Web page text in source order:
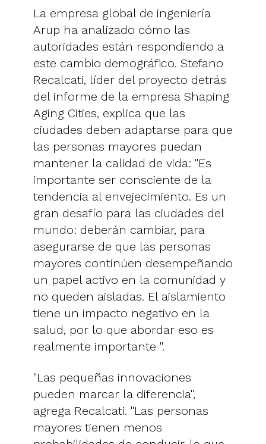
La empresa global de ingeniería
Arup ha analizado cómo las
autoridades están respondiendo a
este cambio demográfico. Stefano
Recalcati, líder del proyecto detrás
del informe de la empresa Shaping
Aging Cities, explica que las
ciudades deben adaptarse para que
las personas mayores puedan
mantener la calidad de vida: "Es
importante ser consciente de la
tendencia al envejecimiento. Es un
gran desafío para las ciudades del
mundo: deberán cambiar, para
asegurarse de que las personas
mayores continúen desempeñando
un papel activo en la comunidad y
no queden aisladas. El aislamiento
tiene un impacto negativo en la
salud, por lo que abordar eso es
realmente importante ".
"Las pequeñas innovaciones
pueden marcar la diferencia",
agrega Recalcati. "Las personas
mayores tienen menos